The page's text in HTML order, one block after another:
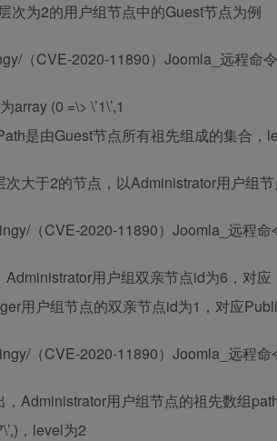
次为2的用户组节点中的Guest节点为例
（CVE-2020-11890）Joomla_远程命
array (0 =\> \’1\’,1
是由Guest节点所有祖先组成的集合
大于2的节点，以Administrator用户组
（CVE-2020-11890）Joomla_远程
Administrator用户组双亲节点id为6，对应
用户组节点的双亲节点id为1，对应
（CVE-2020-11890）Joomla_远程
Administrator用户组节点的祖先数组
，level为2